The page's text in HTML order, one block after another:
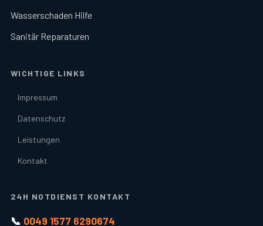
Wasserschaden Hilfe
Sanitär Reparaturen
WICHTIGE LINKS
Impressum
Datenschutz
Leistungen
Kontakt
24H NOTDIENST KONTAKT
📞 0049 1577 6290674